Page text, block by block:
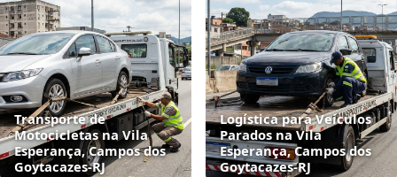
Transporte de
Motocicletas na Vila
Esperança, Campos dos
Goytacazes‑RJ
Logística para Veículos
Parados na Vila
Esperança, Campos dos
Goytacazes‑RJ